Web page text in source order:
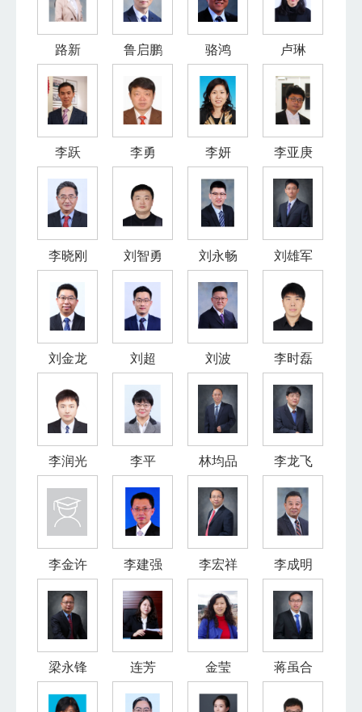
路新 鲁启鹏 骆鸿 卢琳
李跃 李勇 李妍 李亚庚
李晓刚 刘智勇 刘永畅 刘雄军
刘金龙 刘超 刘波 李时磊
李润光 李平 林均品 李龙飞
李金许 李建强 李宏祥 李成明
梁永锋 连芳 金莹 蒋虽合